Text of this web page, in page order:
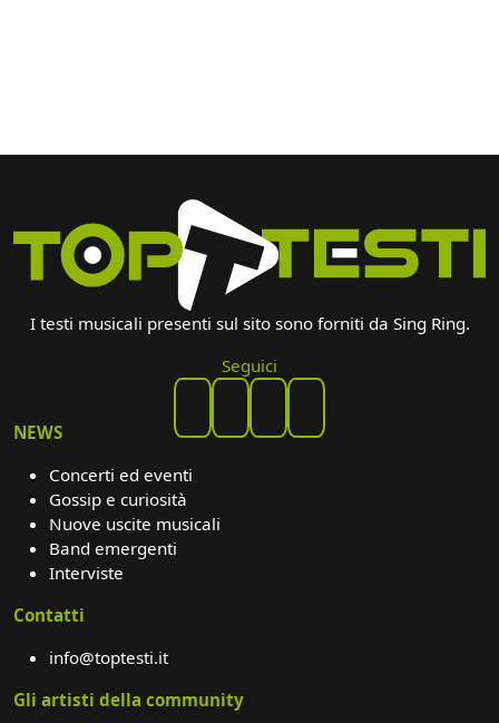
I testi musicali presenti sul sito sono forniti da Sing Ring.
Seguici
NEWS
Concerti ed eventi
Gossip e curiosità
Nuove uscite musicali
Band emergenti
Interviste
Contatti
info@toptesti.it
Gli artisti della community